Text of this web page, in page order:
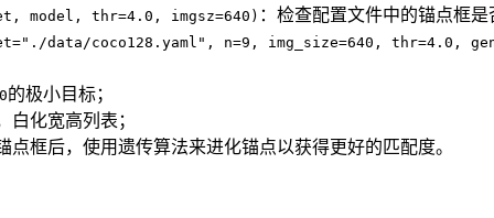
model, thr=4.0, imgsz=640) ：检查配置文件中的锚点框
data/coco128.yaml", n=9, img_size=640, thr=4.0,
的极小目标；
白化宽高列表；
点框后，使用遗传算法来进化锚点以获得更好的匹配度。